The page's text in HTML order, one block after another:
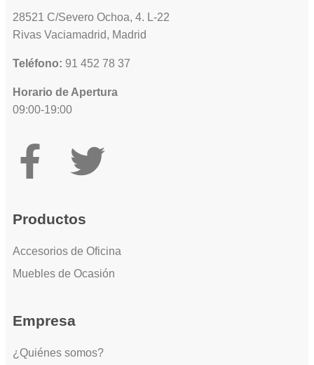
28521 C/Severo Ochoa, 4. L-22
Rivas Vaciamadrid, Madrid
Teléfono: 91 452 78 37
Horario de Apertura
09:00-19:00
Productos
Accesorios de Oficina
Muebles de Ocasión
Empresa
¿Quiénes somos?